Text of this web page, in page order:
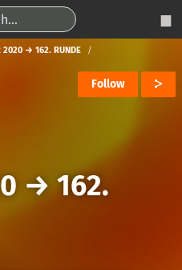
2020 → 162. RUNDE
Follow
→162.